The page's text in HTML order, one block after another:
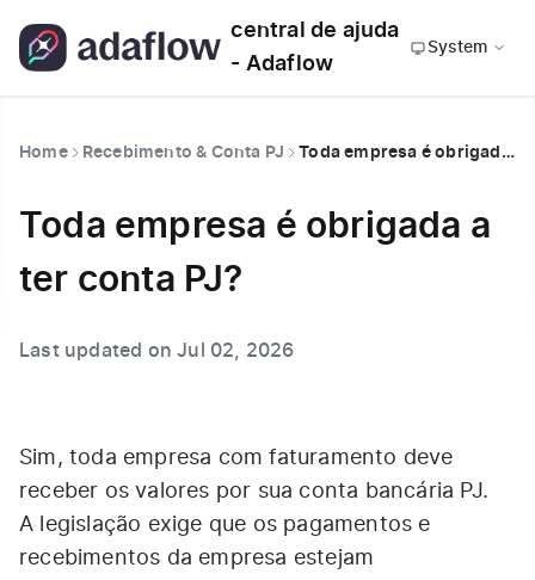
central de ajuda
- Adaflow
System
Home Recebimento & Conta PJ Toda empresa é obrigada a ter conta PJ?
Toda empresa é obrigada a
ter conta PJ?
Last updated on Jul 02, 2026
Sim, toda empresa com faturamento deve
receber os valores por sua conta bancária PJ.
A legislação exige que os pagamentos e
recebimentos da empresa estejam